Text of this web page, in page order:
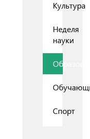
Культура
Неделя
науки
Спорт